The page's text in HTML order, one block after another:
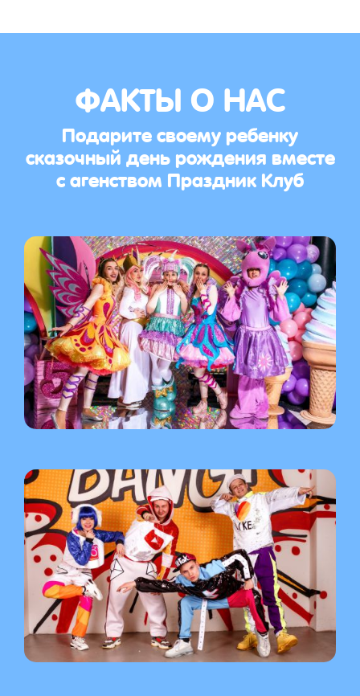
ФАКТЫ О НАС
Подарите своему ребенку
сказочный день рождения вместе
с агенством Праздник Клуб